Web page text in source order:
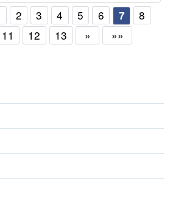
2 3 4 5 6 7
8
11 12 13 » »»